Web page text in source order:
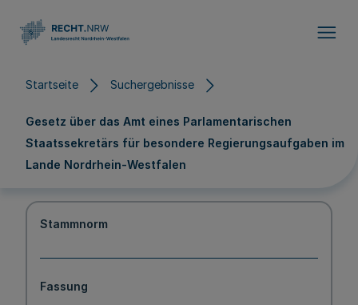
Startseite Suchergebnisse
Gesetz über das Amt eines Parlamentarischen
Staatssekretärs für besondere Regierungsaufgaben im
Lande Nordrhein-Westfalen
Stammnorm
Fassung